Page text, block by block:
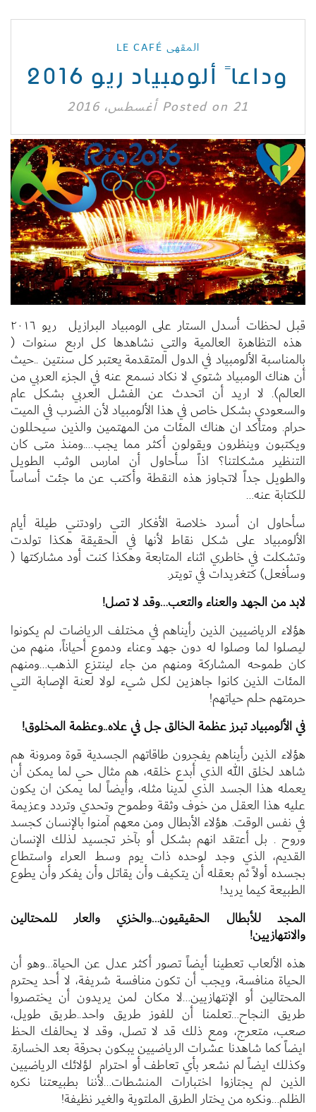
المقهى LE CAFÉ
وداعاً ألومبياد ريو 2016
Posted on 21 أغسطس، 2016
قبل لحظات أسدل الستار على الومبياد البرازيل ريو ٢٠١٦
هذه التظاهرة العالمية والتي نشاهدها كل اربع سنوات (
بالمناسبة الألومبياد في الدول المتقدمة يعتبر كل سنتين ..حيث
أن هناك الومبياد شتوي لا نكاد نسمع عنه في الجزء العربي من
العالم). لا اريد أن اتحدث عن الفشل العربي بشكل عام
والسعودي بشكل خاص في هذا الألومبياد لأن الضرب في الميت
حرام. ومتأكد ان هناك المئات من المهتمين والذين سيحللون
ويكتبون وينظرون ويقولون أكثر مما يجب….ومنذ متى كان
التنظير مشكلتنا؟ اذاً سأحاول أن امارس الوثب الطويل
والطويل جداً لاتجاوز هذه النقطة وأكتب عن ما جئت أساساً
للكتابة عنه…
سأحاول ان أسرد خلاصة الأفكار التي راودتني طيلة أيام
الألومبياد على شكل نقاط لأنها في الحقيقة هكذا تولدت
وتشكلت في خاطري اثناء المتابعة وهكذا كنت أود مشاركتها (
وسأفعل) كتغريدات في تويتر.
لابد من الجهد والعناء والتعب…وقد لا تصل!
هؤلاء الرياضيين الذين رأيناهم في مختلف الرياضات لم يكونوا
ليصلوا لما وصلوا له دون جهد وعناء ودموع أحياناً، منهم من
كان طموحه المشاركة ومنهم من جاء لينتزع الذهب…ومنهم
المئات الذين كانوا جاهزين لكل شيء لولا لعنة الإصابة التي
حرمتهم حلم حياتهم!
في الألومبياد تبرز عظمة الخالق جل في علاه..وعظمة المخلوق!
هؤلاء الذين رأيناهم يفجرون طاقاتهم الجسدية قوة ومرونة هم
شاهد لخلق الله الذي أبدع خلقه، هم مثال حي لما يمكن أن
يعمله هذا الجسد الذي لدينا مثله، وأيضاً لما يمكن ان يكون
عليه هذا العقل من خوف وثقة وطموح وتحدي وتردد وعزيمة
في نفس الوقت. هؤلاء الأبطال ومن معهم آمنوا بالإنسان كجسد
وروح . بل أعتقد انهم بشكل أو بآخر تجسيد لذلك الإنسان
القديم، الذي وجد لوحده ذات يوم وسط العراء واستطاع
بجسده أولاً ثم بعقله أن يتكيف وأن يقاتل وأن يفكر وأن يطوع
الطبيعة كيما يريد!
المجد للأبطال الحقيقيون…والخزي والعار للمحتالين
والانتهازيين!
هذه الألعاب تعطينا أيضاً تصور أكثر عدل عن الحياة…وهو أن
الحياة منافسة، ويجب أن تكون منافسة شريفة، لا أحد يحترم
المحتالين أو الإنتهازيين…لا مكان لمن يريدون أن يختصروا
طريق النجاح…تعلمنا أن للفوز طريق واحد..طريق طويل،
صعب، متعرج، ومع ذلك قد لا تصل، وقد لا يحالفك الحظ
ايضاً كما شاهدنا عشرات الرياضيين يبكون بحرقة بعد الخسارة.
وكذلك ايضاً لم نشعر بأي تعاطف أو احترام لؤلائك الرياضيين
الذين لم يجتازوا اختبارات المنشطات…لأننا بطبيعتنا نكره
الظلم…ونكره من يختار الطرق الملتوية والغير نظيفة!